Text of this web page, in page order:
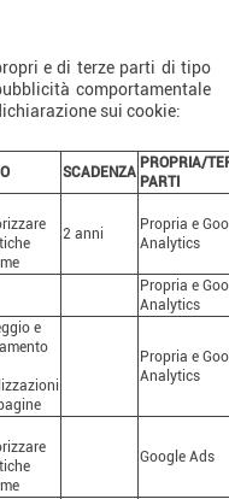
e di terze parti di tipo
comportamentale
sui cookie:
SCADENZA
PROPRIA/
PARTI
2 anni
Propria e
Analytics
Propria e
Analytics
e
Propria e
Analytics
Google Ads